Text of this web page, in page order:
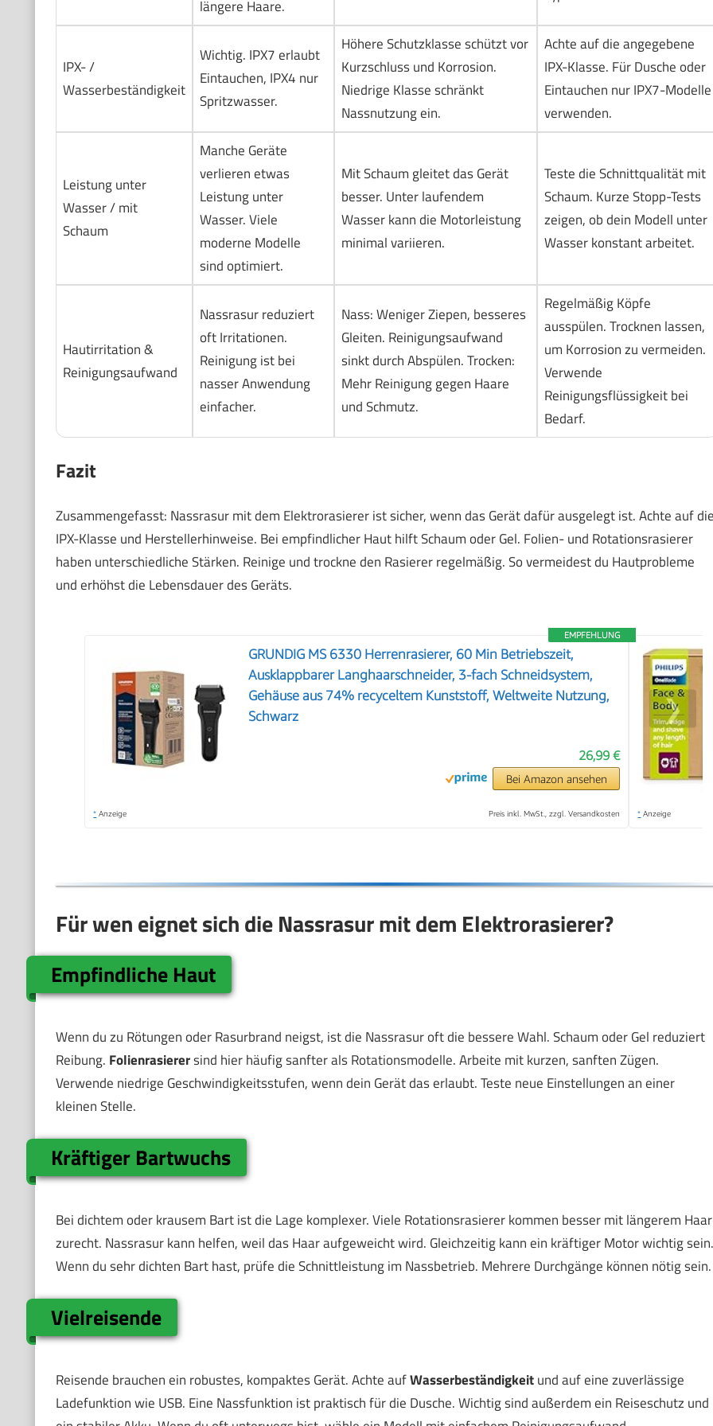
längere Haare.
IPX- /
Wasserbeständigkeit
Wichtig. IPX7 erlaubt
Eintauchen, IPX4 nur
Spritzwasser.
Höhere Schutzklasse schützt vor
Kurzschluss und Korrosion.
Niedrige Klasse schränkt
Nassnutzung ein.
Achte auf die angegebene
IPX-Klasse. Für Dusche oder
Eintauchen nur IPX7-Modelle
verwenden.
Leistung unter
Wasser / mit
Schaum
Manche Geräte
verlieren etwas
Leistung unter
Wasser. Viele
moderne Modelle
sind optimiert.
Mit Schaum gleitet das Gerät
besser. Unter laufendem
Wasser kann die Motorleistung
minimal variieren.
Teste die Schnittqualität mit
Schaum. Kurze Stopp-Tests
zeigen, ob dein Modell unter
Wasser konstant arbeitet.
Hautirritation &
Reinigungsaufwand
Nassrasur reduziert
oft Irritationen.
Reinigung ist bei
nasser Anwendung
einfacher.
Nass: Weniger Ziepen, besseres
Gleiten. Reinigungsaufwand
sinkt durch Abspülen. Trocken:
Mehr Reinigung gegen Haare
und Schmutz.
Regelmäßig Köpfe
ausspülen. Trocknen lassen,
um Korrosion zu vermeiden.
Verwende
Reinigungsflüssigkeit bei
Bedarf.
Fazit
Zusammengefasst: Nassrasur mit dem Elektrorasierer ist sicher, wenn das Gerät dafür ausgelegt ist. Achte auf
IPX-Klasse und Herstellerhinweise. Bei empfindlicher Haut hilft Schaum oder Gel. Folien- und Rotationsrasierer
haben unterschiedliche Stärken. Reinige und trockne den Rasierer regelmäßig. So vermeidest du Hautprobleme
und erhöhst die Lebensdauer des Geräts.
EMPFEHLUNG
GRUNDIG MS 6330 Herrenrasierer, 60 Min Betriebszeit,
Ausklappbarer Langhaarschneider, 3-fach Schneidsystem,
Gehäuse aus 74% recyceltem Kunststoff, Weltweite Nutzung,
Schwarz
26,99 €
Bei Amazon ansehen
* Anzeige Preis inkl. MwSt., zzgl. Versandkosten * Anzeige
❯
Für wen eignet sich die Nassrasur mit dem Elektrorasierer?
Empfindliche Haut
Wenn du zu Rötungen oder Rasurbrand neigst, ist die Nassrasur oft die bessere Wahl. Schaum oder Gel reduziert
Reibung. Folienrasierersind hier häufig sanfter als Rotationsmodelle. Arbeite mit kurzen, sanften Zügen.
Verwende niedrige Geschwindigkeitsstufen, wenn dein Gerät das erlaubt. Teste neue Einstellungen an einer
kleinen Stelle.
Kräftiger Bartwuchs
Bei dichtem oder krausem Bart ist die Lage komplexer. Viele Rotationsrasierer kommen besser mit längerem Haar
zurecht. Nassrasur kann helfen, weil das Haar aufgeweicht wird. Gleichzeitig kann ein kräftiger Motor wichtig sein.
Wenn du sehr dichten Bart hast, prüfe die Schnittleistung im Nassbetrieb. Mehrere Durchgänge können nötig sein.
Vielreisende
Reisende brauchen ein robustes, kompaktes Gerät. Achte aufWasserbeständigkeitund auf eine zuverlässige
Ladefunktion wie USB. Eine Nassfunktion ist praktisch für die Dusche. Wichtig sind außerdem ein Reiseschutz und